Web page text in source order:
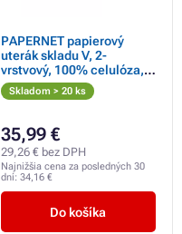
PAPERNET papierový
uterák skladu V, 2-
vrstvový, 100% celulóza,
biely 3150 ks
Skladom > 20 ks
35,99 €
29,26 € bez DPH
Najnižšia cena za posledných 30
dní: 34,16 €
Do košíka